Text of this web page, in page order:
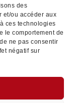
des
et/ou accéder aux
ces technologies
le comportement de
ne pas consentir
négatif sur